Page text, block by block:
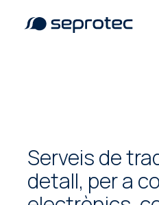
Serveis de
detall, per a